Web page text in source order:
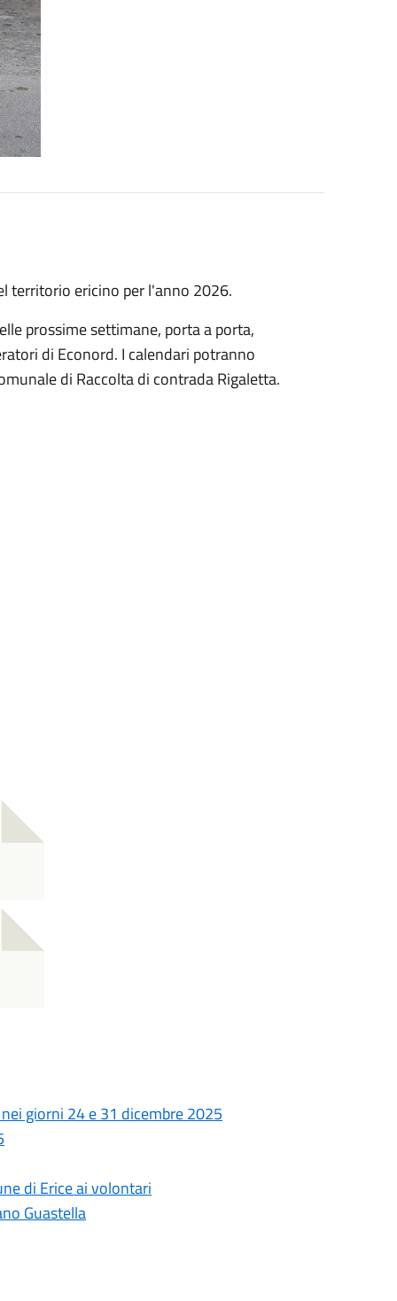
territorio ericino per l'anno 2026.
prossime settimane, porta a porta,
di Econord. I calendari potranno
di Raccolta di contrada Rigaletta.
giorni 24 e 31 dicembre 2025
di Erice ai volontari
Guastella